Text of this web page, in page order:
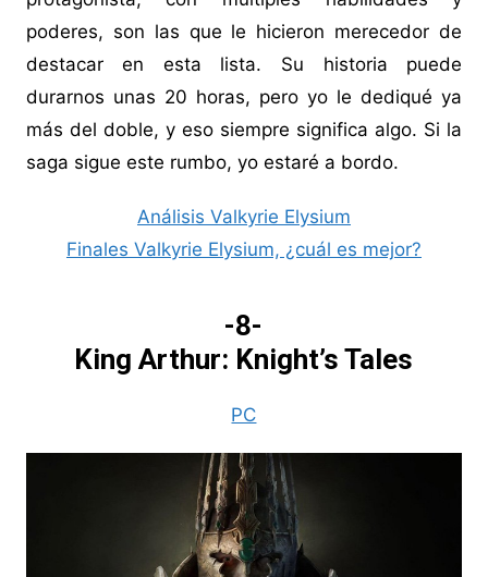
poderes, son las que le hicieron merecedor de
destacar en esta lista. Su historia puede
durarnos unas 20 horas, pero yo le dediqué ya
más del doble, y eso siempre significa algo. Si la
saga sigue este rumbo, yo estaré a bordo.
Análisis Valkyrie Elysium
Finales Valkyrie Elysium, ¿cuál es mejor?
-8-
King Arthur: Knight’s Tales
PC